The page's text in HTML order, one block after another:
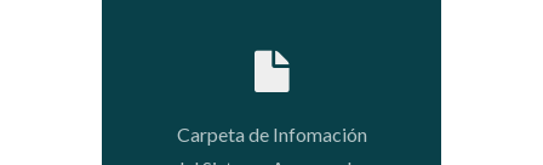
Carpeta de Infomación